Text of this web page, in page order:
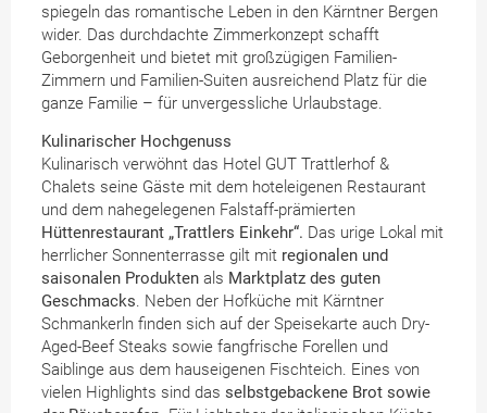
spiegeln das romantische Leben in den Kärntner Bergen
wider. Das durchdachte Zimmerkonzept schafft
Geborgenheit und bietet mit großzügigen Familien-
Zimmern und Familien-Suiten ausreichend Platz für die
ganze Familie – für unvergessliche Urlaubstage.
Kulinarischer Hochgenuss
Kulinarisch verwöhnt das Hotel GUT Trattlerhof &
Chalets seine Gäste mit dem hoteleigenen Restaurant
und dem nahegelegenen Falstaff-prämierten
Hüttenrestaurant „Trattlers Einkehr“. Das urige Lokal mit
herrlicher Sonnenterrasse gilt mit regionalen und
saisonalen Produkten als Marktplatz des guten
Geschmacks. Neben der Hofküche mit Kärntner
Schmankerln finden sich auf der Speisekarte auch Dry-
Aged-Beef Steaks sowie fangfrische Forellen und
Saiblinge aus dem hauseigenen Fischteich. Eines von
vielen Highlights sind das selbstgebackene Brot sowie